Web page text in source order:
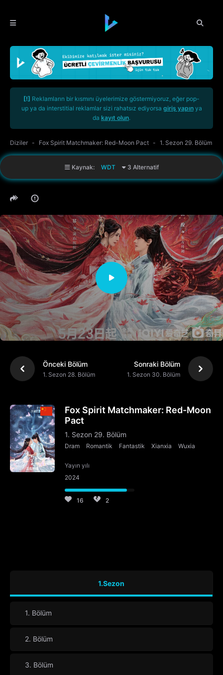
[!] Reklamların bir kısmını üyelerimize göstermiyoruz, eğer pop-
up ya da interstitial reklamlar sizi rahatsız ediyorsa giriş yapınya
da kayıt olun.
Diziler Fox Spirit Matchmaker: Red-Moon Pact 1. Sezon 29. Bölüm
Kaynak: WDT 3 Alternatif
Önceki Bölüm
1. Sezon 28. Bölüm
Sonraki Bölüm
1. Sezon 30. Bölüm
Fox Spirit Matchmaker: Red-Moon
Pact
1. Sezon 29. Bölüm
Dram Romantik Fantastik Xianxia Wuxia
Yayın yılı
2024
16 2
1.Sezon
1. Bölüm
2. Bölüm
3. Bölüm